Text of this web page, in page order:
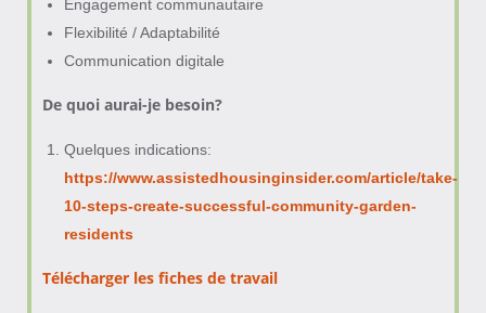
Engagement communautaire
Flexibilité / Adaptabilité
Communication digitale
De quoi aurai-je besoin?
Quelques indications:
https://www.assistedhousinginsider.com/article/take-
10-steps-create-successful-community-garden-
residents
Télécharger les fiches de travail